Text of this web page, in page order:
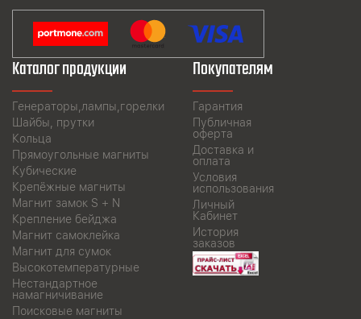
Каталог продукции
Генераторы,лампы,горелки
Шайбы, прутки
Кольца
Прямоугольные магниты
Кубические
Крепёжные магниты
Магнит замок S + N
Крепление бейджа
Магнит самоклейка
Магнит для сумок
Высокотемпературные
Нестандартное
намагничивание
Поисковые магниты
Покупателям
Гарантия
Публичная
оферта
Доставка и
оплата
Условия
использования
Личный
Кабинет
История
заказов